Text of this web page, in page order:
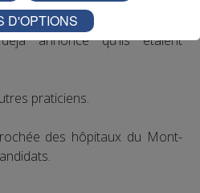
un dentiste et un
annoncé qu'ils étaient
praticiens.
des hôpitaux du Mont-
D'OPTIONS